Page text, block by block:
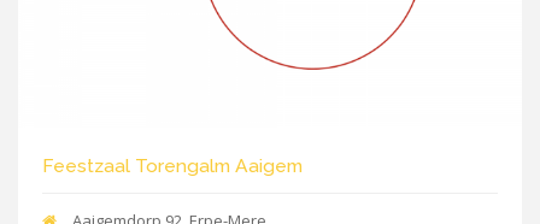
Feestzaal Torengalm Aaigem